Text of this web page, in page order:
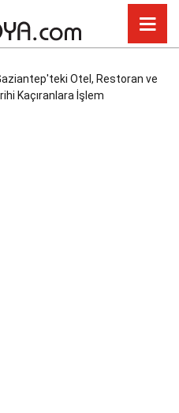
Otel, Restoran ve
Kaçıranlara İşlem